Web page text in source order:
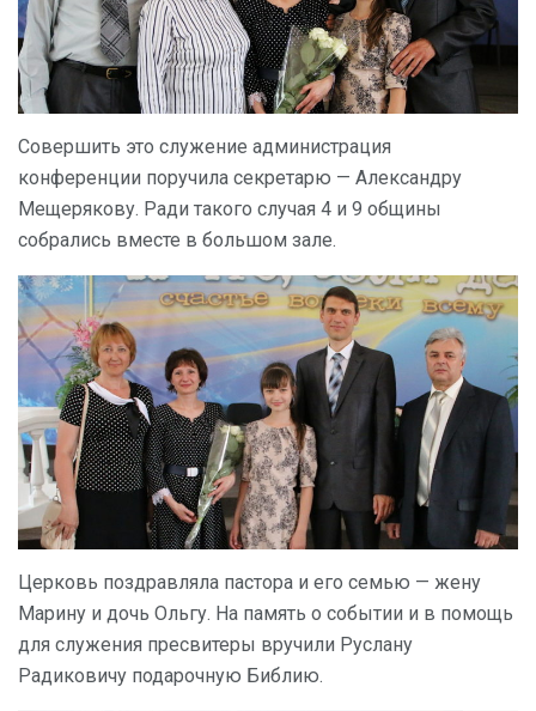
Совершить это служение администрация
конференции поручила секретарю — Александру
Мещерякову. Ради такого случая 4 и 9 общины
собрались вместе в большом зале.
Церковь поздравляла пастора и его семью — жену
Марину и дочь Ольгу. На память о событии и в помощь
для служения пресвитеры вручили Руслану
Радиковичу подарочную Библию.